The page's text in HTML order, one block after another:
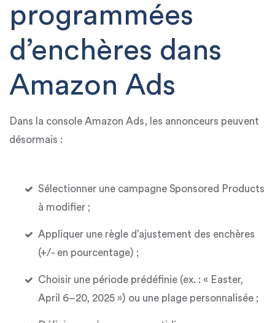
programmées
d’enchères dans
Amazon Ads
Dans la console Amazon Ads, les annonceurs peuvent
désormais :
Sélectionner une campagne Sponsored Products
à modifier ;
Appliquer une règle d’ajustement des enchères
(+/- en pourcentage) ;
Choisir une période prédéfinie (ex. : « Easter,
April 6–20, 2025 ») ou une plage personnalisée ;